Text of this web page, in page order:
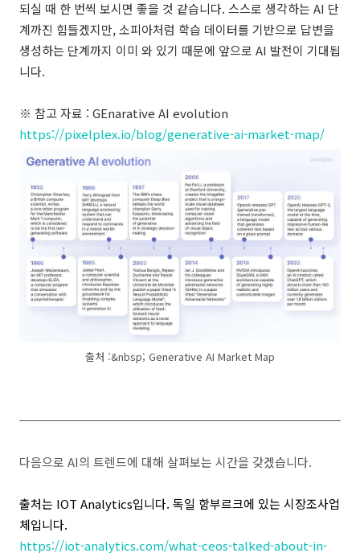
되실 때 한 번씩 보시면 좋을 것 같습니다. 스스로 생각하는 AI 단
계까진 힘들겠지만, 소피아처럼 학습 데이터를 기반으로 답변을
생성하는 단계까지 이미 와 있기 때문에 앞으로 AI 발전이 기대됩
니다.
※ 참고 자료 : GEnarative AI evolution
https://pixelplex.io/blog/generative-ai-market-map/
출처 :&nbsp; Generative AI Market Map
다음으로 AI의 트렌드에 대해 살펴보는 시간을 갖겠습니다.
출처는 IOT Analytics입니다. 독일 함부르크에 있는 시장조사업
체입니다.
https://iot-analytics.com/what-ceos-talked-about-in-